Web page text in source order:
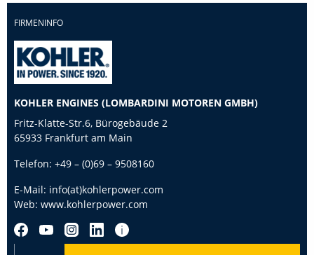
FIRMENINFO
KOHLER ENGINES (LOMBARDINI MOTOREN GMBH)
Fritz-Klatte-Str.6, Bürogebäude 2
65933 Frankfurt am Main
Telefon: +49 – (0)69 – 9508160
E-Mail: info(at)kohlerpower.com
Web: www.kohlerpower.com